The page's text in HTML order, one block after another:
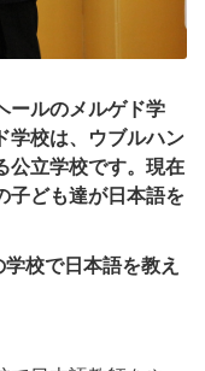
ールのメルゲド学
校は、ウブルハン
公立学校です。現在
子ども達が日本語を
校で日本語を教え